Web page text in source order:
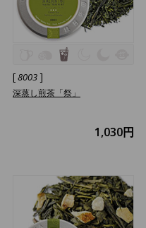
[8003]
深蒸し煎茶「祭」
1,030円